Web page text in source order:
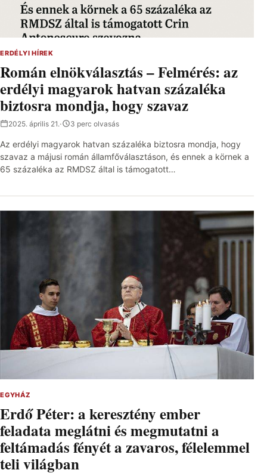
ERDÉLYI HÍREK
Román elnökválasztás – Felmérés: az
erdélyi magyarok hatvan százaléka
biztosra mondja, hogy szavaz
2025. április 21.· 3 perc olvasás
Az erdélyi magyarok hatvan százaléka biztosra mondja, hogy
szavaz a májusi román államfőválasztáson, és ennek a körnek a
65 százaléka az RMDSZ által is támogatott…
EGYHÁZ
Erdő Péter: a keresztény ember
feladata meglátni és megmutatni a
feltámadás fényét a zavaros, félelemmel
teli világban